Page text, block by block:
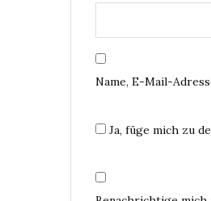
Name, E-Mail-
Ja, füge mich zu